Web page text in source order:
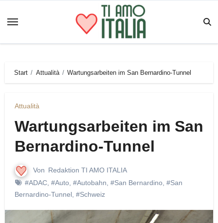
Inhalt
Start Attualità Wartungsarbeiten im San Bernardino-Tunnel
Attualità
Wartungsarbeiten im San
Bernardino-Tunnel
Von Redaktion TI AMO ITALIA
#ADAC, #Auto, #Autobahn #San Bernardino, #San
Bernardino-Tunnel, #Schweiz